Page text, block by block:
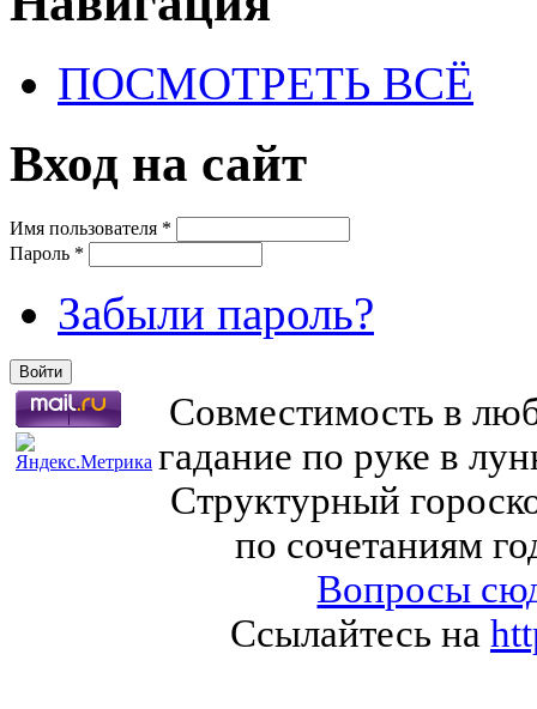
ПОСМОТРЕТЬ ВСЁ
Вход на сайт
Имя пользователя *
Пароль *
Забыли пароль?
Совместимость в
гадание по руке в
Структурный
по сочетаниям
Вопросы
Ссылайтесь на